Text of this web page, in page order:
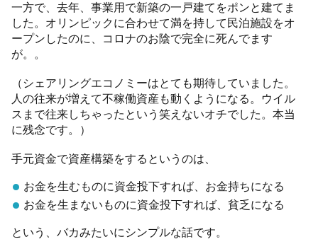
一方で、去年、事業用で新築の一戸建てをポンと建てま
した。オリンピックに合わせて満を持して民泊施設をオ
ープンしたのに、コロナのお陰で完全に死んでます
が。。
（シェアリングエコノミーはとても期待していました。
人の往来が増えて不稼働資産も動くようになる。ウイル
スまで往来しちゃったという笑えないオチでした。本当
に残念です。）
手元資金で資産構築をするというのは、
お金を生むものに資金投下すれば、お金持ちになる
お金を生まないものに資金投下すれば、貧乏になる
という、バカみたいにシンプルな話です。